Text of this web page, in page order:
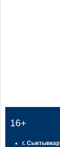
16+
г. Сыктывкар